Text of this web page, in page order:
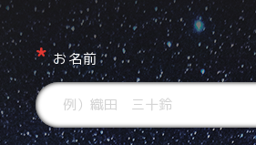
お名前